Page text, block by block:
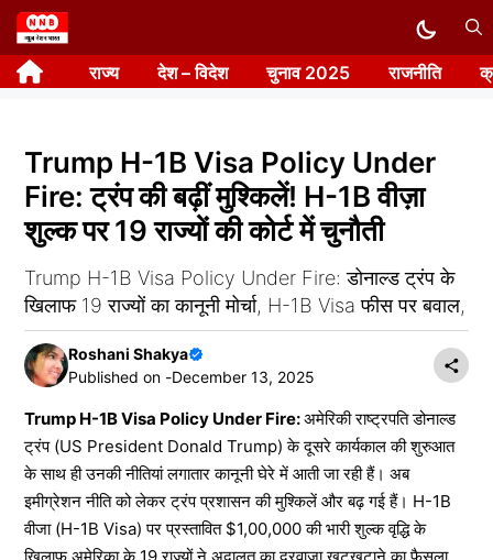
Skip
to
content राज्य देश – विदेश चुनाव 2025 राजनीति
Trump H-1B Visa Policy Under
Fire: ट्रंप की बढ़ीं मुश्किलें! H-1B वीज़ा
शुल्क पर 19 राज्यों की कोर्ट में चुनौती
Trump H-1B Visa Policy Under Fire: डोनाल्ड ट्रंप के
खिलाफ 19 राज्यों का कानूनी मोर्चा, H-1B Visa फीस पर बवाल,
Roshani Shakya
Published on -December 13, 2025
Trump H-1B Visa Policy Under Fire:अमेरिकी राष्ट्रपति डोनाल्ड
ट्रंप (US President Donald Trump) के दूसरे कार्यकाल की शुरुआत
के साथ ही उनकी नीतियां लगातार कानूनी घेरे में आती जा रही हैं। अब
इमीग्रेशन नीति को लेकर ट्रंप प्रशासन की मुश्किलें और बढ़ गई हैं। H-1B
वीजा (H-1B Visa) पर प्रस्तावित $1,00,000 की भारी शुल्क वृद्धि के